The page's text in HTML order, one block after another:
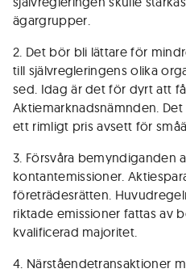
ägargrupper.
2. Det bör bli lättare för
till självregleringens olika
sed. Idag är det för dyrt att
Aktiemarknadsnämnden.
ett rimligt pris avsett för
3. Försvåra bemyndiganden
kontantemissioner.
företrädesrätten.
riktade emissioner fattas av
kvalificerad majoritet.
4. Närståendetransaktioner